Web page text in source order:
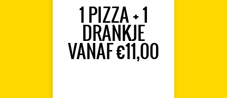
1 PIZZA + 1
DRANKJE
VANAF €11,00